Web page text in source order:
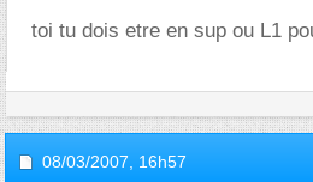
toi tu dois etre en sup ou L1
08/03/2007, 16h57